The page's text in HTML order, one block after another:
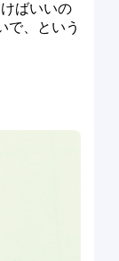
ばいいの
で、という